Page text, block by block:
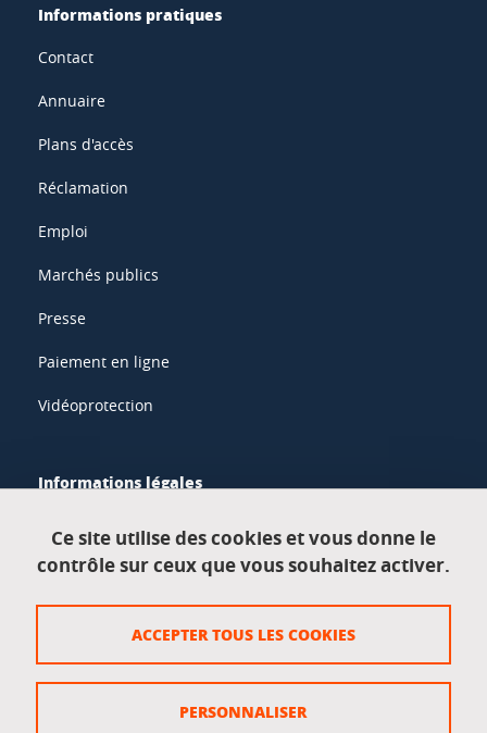
Informations pratiques
Contact
Annuaire
Plans d'accès
Réclamation
Emploi
Marchés publics
Presse
Paiement en ligne
Vidéoprotection
Informations légales
Données personnelles
Crédits
Ce site utilise des cookies et vous donne le
contrôle sur ceux que vous souhaitez activer.
ACCEPTER TOUS LES COOKIES
PERSONNALISER